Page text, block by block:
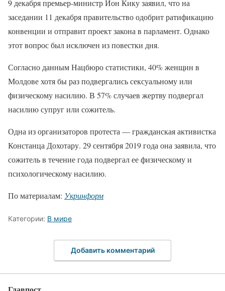
9 декабря премьер-министр Ион Кику заявил, что на
заседании 11 декабря правительство одобрит ратификацию
конвенции и отправит проект закона в парламент. Однако
этот вопрос был исключен из повестки дня.
Согласно данным Нацбюро статистики, 40% женщин в
Молдове хотя бы раз подвергались сексуальному или
физическому насилию. В 57% случаев жертву подвергал
насилию супруг или сожитель.
Одна из организаторов протеста — гражданская активистка
Констанца Дохотару. 29 сентября 2019 года она заявила, что
сожитель в течение года подвергал ее физическому и
психологическому насилию.
По материалам: Укринформ
Категории: В мире
Добавить комментарий